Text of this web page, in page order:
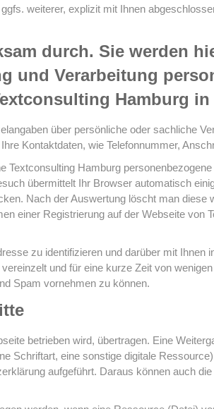
weiterer, explizit mit Ihnen
durch. Sie werden
und Verarbeitung
Hamburg
über persönliche oder sachliche
Kontaktdaten, wie Telefonnummer,
Hamburg
übermittelt Ihr Browser automatisch
Nach der Auswertung löscht man diese
einer Registrierung auf der Webseite von
zu identifizieren und darüber mit Ihnen
und für eine kurze Zeit von
Spam vornehmen zu können.
betrieben wird, übertragen. Eine
Schriftart, eine sonstige digitale
aufgeführt. Daraus können auch